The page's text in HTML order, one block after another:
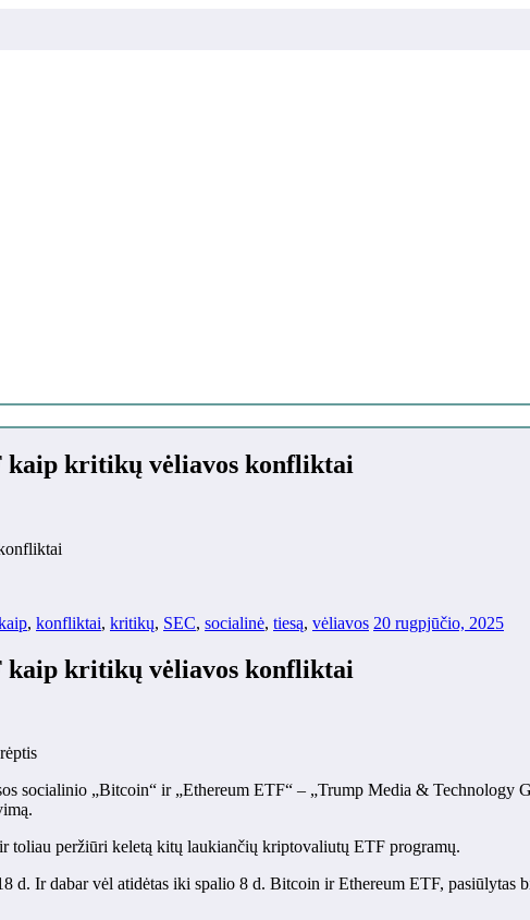
kaip kritikų vėliavos konfliktai
, konfliktai, kritikų, SEC, socialinė, tiesą, vėliavos 20 rugpjūčio, 2025
kaip kritikų vėliavos konfliktai
socialinio „Bitcoin“ ir „Ethereum ETF“ – „Trump Media & Technology
toliau peržiūri keletą kitų laukiančių kriptovaliutų ETF programų.
d. Ir dabar vėl atidėtas iki spalio 8 d. Bitcoin ir Ethereum ETF, pasiūlytas